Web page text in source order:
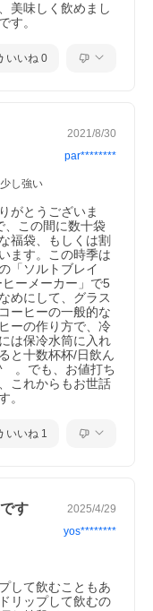
に排出し、外気は入
新鮮な状態でお楽し
美味しく飲めまし
す。
いいね 0
2021/8/30
par********
少し強い
がとうございま
、この間に数十袋
福袋、もしくは割
ます。この時季は
「ソルトブレイ
ーメーカー」で5
めにして、グラス
ーヒーの一般的な
ーの作り方で、冷
は保冷水筒に入れ
と十数杯杯/日飲ん
。でも、お値打ち
これからもお世話
。
いいね 1
す 2025/4/29
yos********
して飲むこともあ
リップして飲むの